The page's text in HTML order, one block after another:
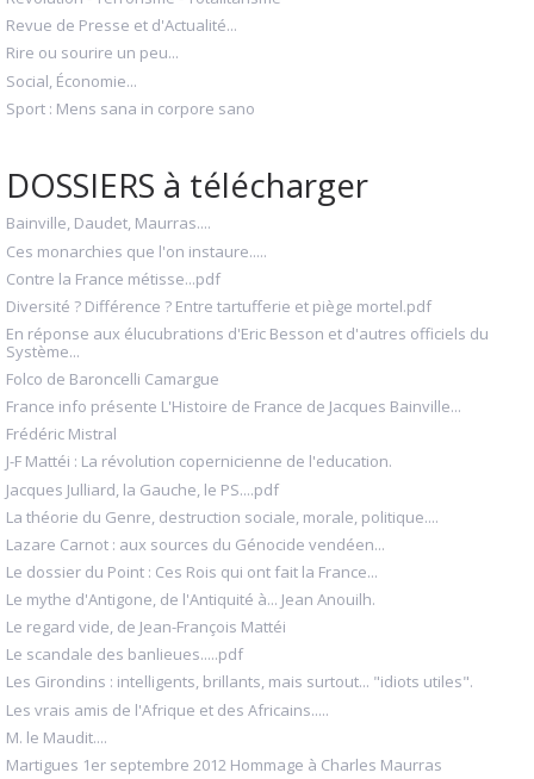
Revue de Presse et d'Actualité...
Rire ou sourire un peu...
Social, Économie...
Sport : Mens sana in corpore sano
DOSSIERS à télécharger
Bainville, Daudet, Maurras....
Ces monarchies que l'on instaure.....
Contre la France métisse...pdf
Diversité ? Différence ? Entre tartufferie et piège mortel.pdf
En réponse aux élucubrations d'Eric Besson et d'autres officiels du
Système...
Folco de Baroncelli Camargue
France info présente L'Histoire de France de Jacques Bainville...
Frédéric Mistral
J-F Mattéi : La révolution copernicienne de l'education.
Jacques Julliard, la Gauche, le PS....pdf
La théorie du Genre, destruction sociale, morale, politique....
Lazare Carnot : aux sources du Génocide vendéen...
Le dossier du Point : Ces Rois qui ont fait la France...
Le mythe d'Antigone, de l'Antiquité à... Jean Anouilh.
Le regard vide, de Jean-François Mattéi
Le scandale des banlieues.....pdf
Les Girondins : intelligents, brillants, mais surtout... "idiots utiles".
Les vrais amis de l'Afrique et des Africains.....
M. le Maudit....
Martigues 1er septembre 2012 Hommage à Charles Maurras